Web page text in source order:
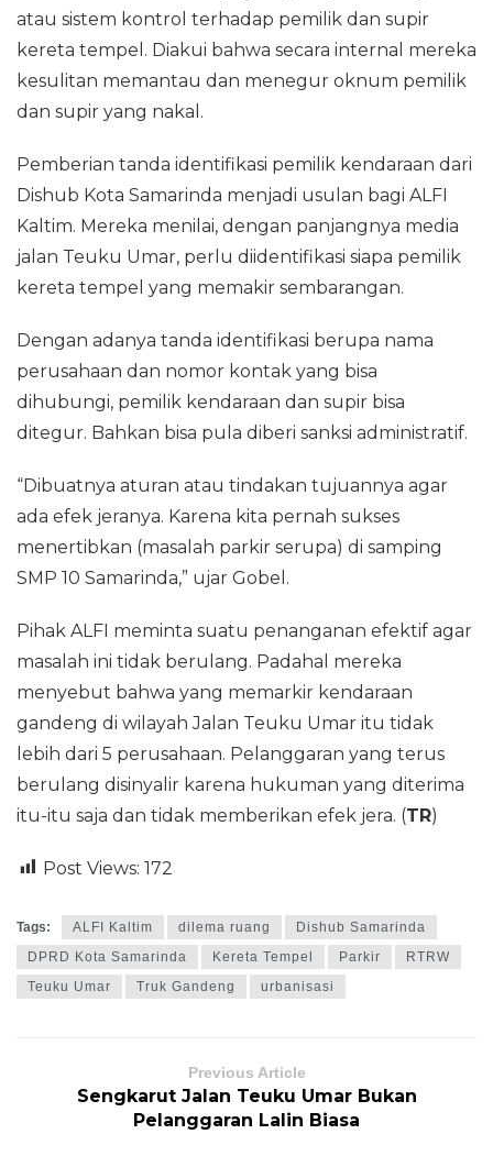
atau sistem kontrol terhadap pemilik dan supir
kereta tempel. Diakui bahwa secara internal mereka
kesulitan memantau dan menegur oknum pemilik
dan supir yang nakal.
Pemberian tanda identifikasi pemilik kendaraan dari
Dishub Kota Samarinda menjadi usulan bagi ALFI
Kaltim. Mereka menilai, dengan panjangnya media
jalan Teuku Umar, perlu diidentifikasi siapa pemilik
kereta tempel yang memakir sembarangan.
Dengan adanya tanda identifikasi berupa nama
perusahaan dan nomor kontak yang bisa
dihubungi, pemilik kendaraan dan supir bisa
ditegur. Bahkan bisa pula diberi sanksi administratif.
“Dibuatnya aturan atau tindakan tujuannya agar
ada efek jeranya. Karena kita pernah sukses
menertibkan (masalah parkir serupa) di samping
SMP 10 Samarinda,” ujar Gobel.
Pihak ALFI meminta suatu penanganan efektif agar
masalah ini tidak berulang. Padahal mereka
menyebut bahwa yang memarkir kendaraan
gandeng di wilayah Jalan Teuku Umar itu tidak
lebih dari 5 perusahaan. Pelanggaran yang terus
berulang disinyalir karena hukuman yang diterima
itu-itu saja dan tidak memberikan efek jera. (TR)
Post Views: 172
Tags: ALFI Kaltim dilema ruang
Dishub Samarinda
DPRD Kota Samarinda
Kereta Tempel Parkir
RTRW
Teuku Umar
Truk Gandeng urbanisasi
Previous Article
Sengkarut Jalan Teuku Umar Bukan
Pelanggaran Lalin Biasa